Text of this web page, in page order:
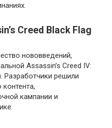
Creed Black Flag
нововведений,
Assassin’s Creed IV:
Разработчики решили
контента,
кампании и